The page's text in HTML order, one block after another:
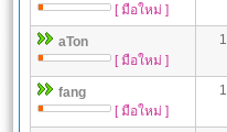
[ มือใหม่ ]
aTon
[ มือใหม่ ]
1
fang
[ มือใหม่ ]
1